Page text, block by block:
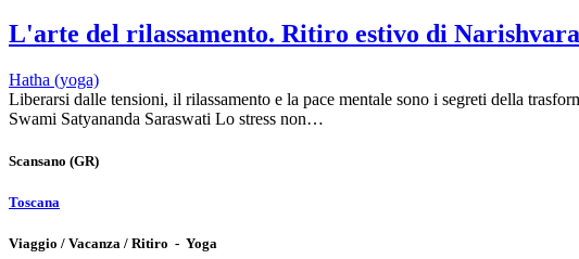
L'arte del rilassamento. Ritiro estivo di
Hatha (yoga)
Liberarsi dalle tensioni, il rilassamento e la pace mentale sono i segreti della
Swami Satyananda Saraswati Lo stress non…
Scansano (GR)
Toscana
Viaggio / Vacanza / Ritiro - Yoga